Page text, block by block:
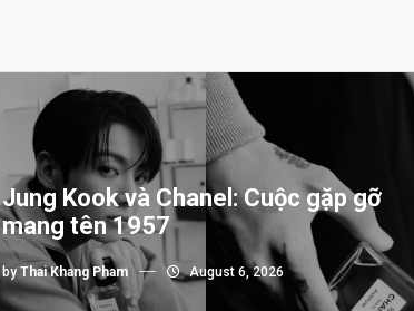
Jung Kook và Chanel: Cuộc gặp gỡ
mang tên 1957
by Thai Khang Pham August 6, 2026